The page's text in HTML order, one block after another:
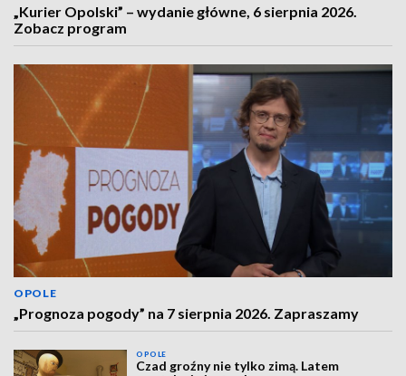
„Kurier Opolski” – wydanie główne, 6 sierpnia 2026.
Zobacz program
OPOLE
„Prognoza pogody” na 7 sierpnia 2026. Zapraszamy
OPOLE
Czad groźny nie tylko zimą. Latem